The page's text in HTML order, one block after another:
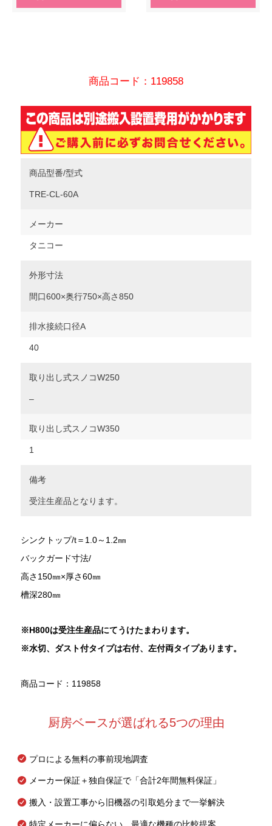
商品コード：119858
商品型番/型式
TRE-CL-60A
メーカー
タニコー
外形寸法
間口600×奥行750×高さ850
排水接続口径A
40
取り出し式スノコW250
–
取り出し式スノコW350
1
備考
受注生産品となります。
シンクトップ/t＝1.0～1.2㎜
バックガード寸法/
高さ150㎜×厚さ60㎜
槽深280㎜
※H800は受注生産品にてうけたまわります。
※水切、ダスト付タイプは右付、左付両タイプあります。
商品コード：119858
厨房ベースが選ばれる5つの理由
プロによる無料の事前現地調査
メーカー保証＋独自保証で「合計2年間無料保証」
搬入・設置工事から旧機器の引取処分まで一挙解決